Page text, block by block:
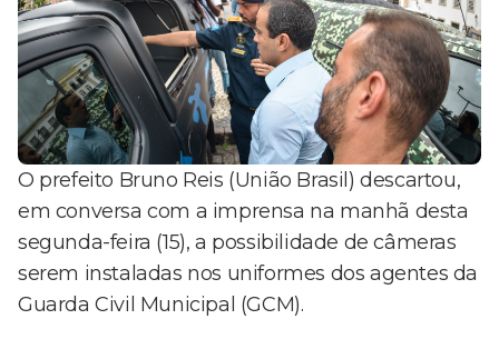
O prefeito Bruno Reis (União Brasil) descartou,
em conversa com a imprensa na manhã desta
segunda-feira (15), a possibilidade de câmeras
serem instaladas nos uniformes dos agentes da
Guarda Civil Municipal (GCM).